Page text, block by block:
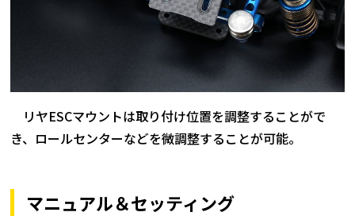
リヤESCマウントは取り付け位置を調整することがで
き、ロールセンターなどを微調整することが可能。
マニュアル＆セッティング